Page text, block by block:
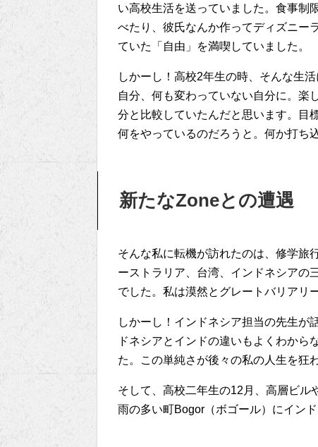
い高校生活を送っていました。食事制
べたり、彼氏なんか作ってディズニー
ていた「自由」を満喫していました。
しかーし！高校2年生の時、そんな生
自分、何も変わっていない自分に。楽
分と比較していたんだと思います。目
何をやっているのだろうと。何か打ち
新たなZoneとの遭遇
そんな私に転機が訪れたのは、修学旅
ーストラリア、台湾、インドネシアの
でした。私は漠然とグレートバリアリ
しかーし！インドネシア担当の先生が
ドネシアとインドの違いもよくわから
た。この単純さが後々の私の人生を狂
そして、高校二年生の12月、高層ビル
雨の多い町Bogor（ボゴール）にイン